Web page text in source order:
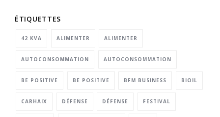
ÉTIQUETTES
42 KVA ALIMENTER ALIMENTER
AUTOCONSOMMATION AUTOCONSOMMATION
BE POSITIVE BE POSITIVE BFM BUSINESS BIOIL
CARHAIX DÉFENSE DÉFENSE FESTIVAL